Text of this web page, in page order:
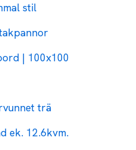
stil
| 100x100
trä
ek. 12.6kvm.